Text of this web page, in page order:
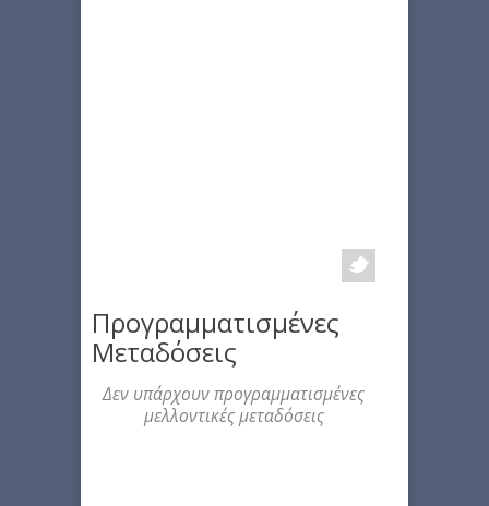
Προγραμματισμένες
Μεταδόσεις
Δεν υπάρχουν προγραμματισμένες
μελλοντικές μεταδόσεις